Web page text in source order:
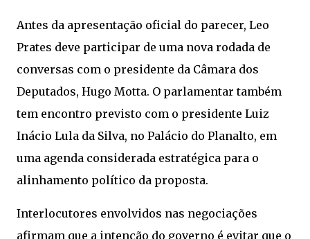
Antes da apresentação oficial do parecer, Leo
Prates deve participar de uma nova rodada de
conversas com o presidente da Câmara dos
Deputados, Hugo Motta. O parlamentar também
tem encontro previsto com o presidente Luiz
Inácio Lula da Silva, no Palácio do Planalto, em
uma agenda considerada estratégica para o
alinhamento político da proposta.
Interlocutores envolvidos nas negociações
afirmam que a intenção do governo é evitar que o